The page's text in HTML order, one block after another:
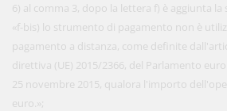
6) al comma 3, dopo la lettera f) è aggiunta la
«f-bis) lo strumento di pagamento non è
pagamento a distanza, come definite
direttiva (UE) 2015/2366, del Parlamento
25 novembre 2015, qualora l'importo
euro.»;